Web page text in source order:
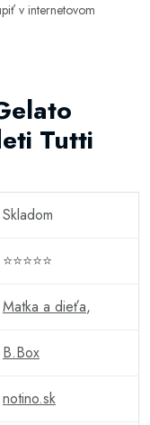
v internetovom
Tutti
Skladom
⭐⭐⭐⭐⭐
Matka a dieťa,
B.Box
notino.sk